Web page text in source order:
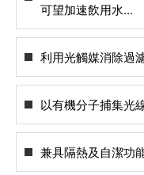
可望加速飲用水...
利用光觸媒消除過
以有機分子捕集光
兼具隔熱及自潔功